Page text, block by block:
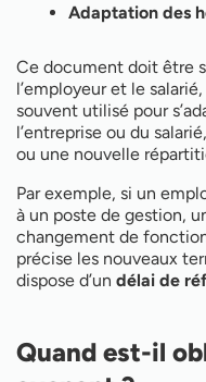
Adaptation des
Ce document doit être
l’employeur et le
souvent utilisé pour
l’entreprise ou du
ou une nouvelle
Par exemple, si un
à un poste de gestion,
changement de
précise les nouveaux
dispose d’un délai de
Quand est-il